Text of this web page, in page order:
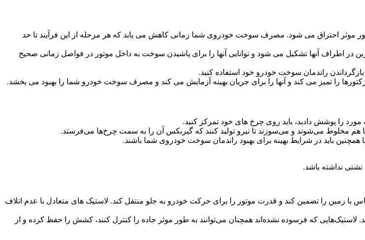
احتراق می شود. مصرف سوخت خودروی شما زمانی کاهش می یابد که هر مرحله از این فرآیند تا حد
آنها تشکیل می شود و توانایی آنها را برای پاشیدن سوخت به داخل موتور در فواصل زمانی صحیح
راندمان سوخت خودرو خود استفاده کنید.
را پوشش دادید، باید روی چرخ های خود تمرکز کنید.
مخلوط می‌شوند و می‌سوزند تا نیرو تولید کنند که گیربکس آن را به سمت چرخ‌ها می‌فرستد.
همچنین باید در شرایط بهینه برای بهبود راندمان سوخت خودروی شما باشند.
نشتی نداشته باشد.
با زمین را تضمین کند و قدرت موتور را برای حرکت خودرو به جلو منتقل کند. لاستیک های متعادل با عدم اتلاف
لاستیک‌هایی که فرسوده نشده‌اند همچنان می‌توانند به طور موثر جاده را کنترل کنند، کشش را حفظ کرده و از